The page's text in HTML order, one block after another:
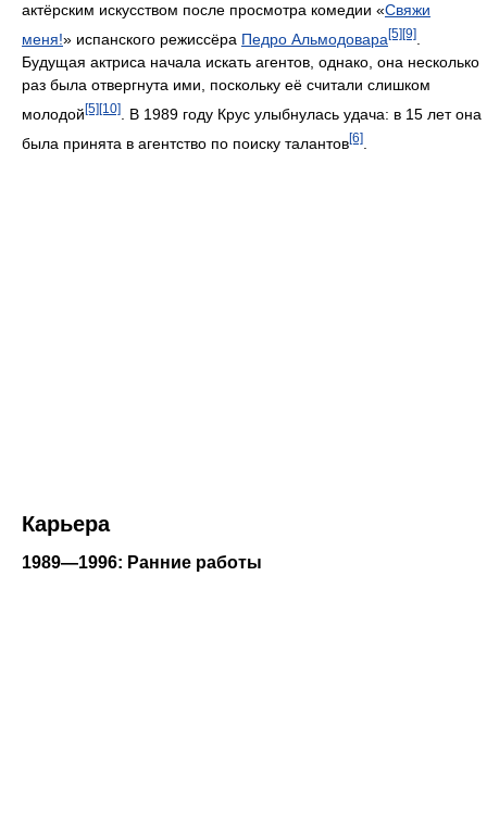
актёрским искусством после просмотра комедии «Свяжи
меня!» испанского режиссёра Педро Альмодовара [5] [9]
Будущая актриса начала искать агентов, однако, она несколько
раз была отвергнута ими, поскольку её считали слишком
молодой[5][10]
. В 1989 году Крус улыбнулась удача: в 15 лет она
была принята в агентство по поиску талантов[6]
Карьера
1989—1996: Ранние работы